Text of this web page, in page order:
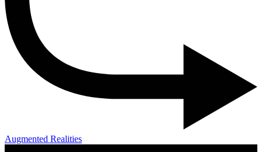
Augmented Realities